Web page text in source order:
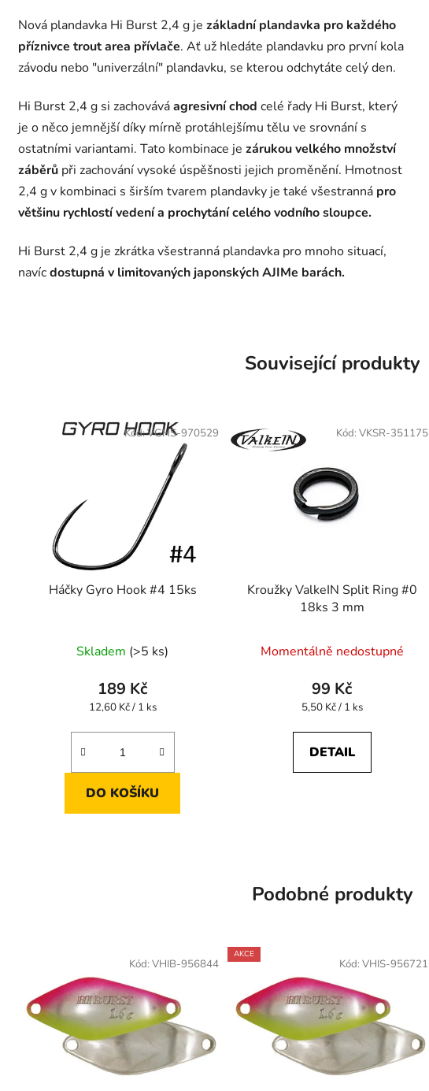
Nová plandavka Hi Burst 2,4 g je základní plandavka pro každého
příznivce trout area přívlače. Ať už hledáte plandavku pro první kola
závodu nebo "univerzální" plandavku, se kterou odchytáte celý den.
Hi Burst 2,4 g si zachováváagresivní chod celé řady Hi Burst, který
je o něco jemnější díky mírně protáhlejšímu tělu ve srovnání s
ostatními variantami. Tato kombinace je zárukou velkého množství
záběrů při zachování vysoké úspěšnosti jejich proměnění. Hmotnost
2,4 g v kombinaci s širším tvarem plandavky je také všestranná pro
většinu rychlostí vedení a prochytání celého vodního sloupce.
Hi Burst 2,4 g je zkrátka všestranná plandavka pro mnoho situací,
navícdostupná v limitovaných japonských AJIMe barách.
Související produkty
Háčky Gyro Hook #4 15ks
Skladem (>5 ks)
189 Kč
Měrná
12,60 Kč / 1 ks
DO KOŠÍKU
Kód:VGHS-970529
Kroužky ValkeIN Split Ring #0
18ks 3 mm
Momentálně nedostupné
99 Kč
Měrná
5,50 Kč / 1 ks
DETAIL
Kód: VKSR-351175
Podobné produkty
Kód: VHIB-956844
AKCE
Kód: VHIS-956721